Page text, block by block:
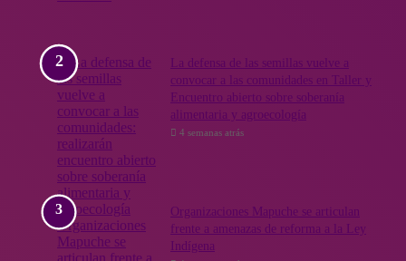
La defensa de las semillas vuelve a
convocar a las comunidades en Taller y
Encuentro abierto sobre soberanía
alimentaria y agroecología
4 semanas atrás
Organizaciones Mapuche se articulan
frente a amenazas de reforma a la Ley
Indígena